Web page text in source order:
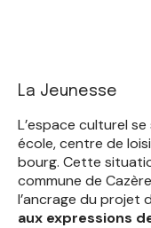
La Jeunesse
L’espace culturel
école, centre de
bourg. Cette
commune de
l’ancrage du projet
aux expressions